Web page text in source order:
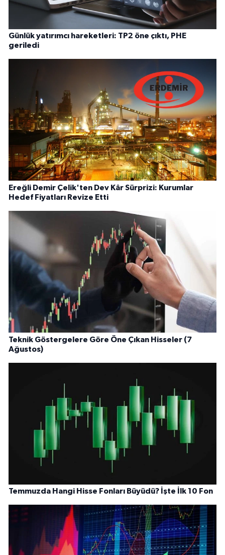
Günlük yatırımcı hareketleri: TP2 öne çıktı, PHE
geriledi
Ereğli Demir Çelik'ten Dev Kâr Sürprizi: Kurumlar
Hedef Fiyatları Revize Etti
Teknik Göstergelere Göre Öne Çıkan Hisseler (7
Ağustos)
Temmuzda Hangi Hisse Fonları Büyüdü? İşte İlk 10 Fon